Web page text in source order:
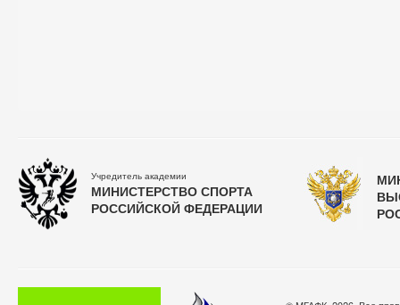
Учредитель академии
МИНИСТЕРСТВО СПОРТА
РОССИЙСКОЙ ФЕДЕРАЦИИ